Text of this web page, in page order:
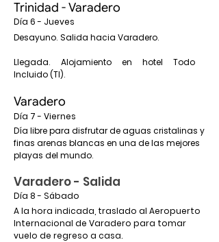
Trinidad - Varadero
Día 6 - Jueves
Desayuno. Salida hacia Varadero.
Llegada. Alojamiento en hotel Todo
Incluido (TI).
Varadero
Día 7 - Viernes
Día libre para disfrutar de aguas cristalinas y
finas arenas blancas en una de las mejores
playas del mundo.
Varadero - Salida
Día 8 - Sábado
A la hora indicada, traslado al Aeropuerto
Internacional de Varadero para tomar
vuelo de regreso a casa.